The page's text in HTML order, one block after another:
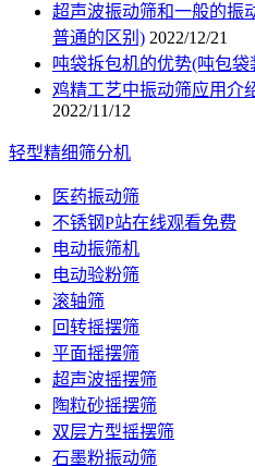
超声波振动筛和一般的振
普通的区别) 2022/12/21
吨袋拆包机的优势(吨包袋
鸡精工艺中振动筛应用介
2022/11/12
轻型精细筛分机
医药振动筛
不锈钢P站在线观看免费
电动振筛机
电动验粉筛
滚轴筛
回转摇摆筛
平面摇摆筛
超声波摇摆筛
陶粒砂摇摆筛
双层方型摇摆筛
石墨粉振动筛